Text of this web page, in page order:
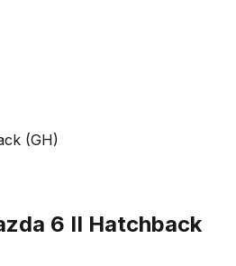
(GH)
6 II Hatchback